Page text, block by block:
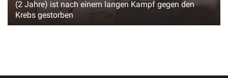
(2 Jahre) ist nach einem langen Kampf gegen den
Krebs gestorben